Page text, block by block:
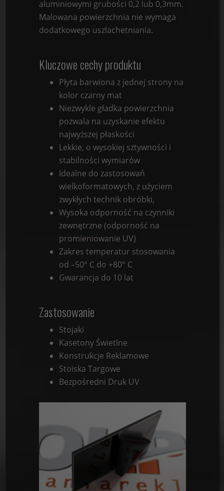
aluminiowymi grubości 0,2 lub 0,3mm.
Malowana powierzchnia nie wymaga
dodatkowego uszlachetniania.
Kluczowe cechy produktu
Płyta barwiona z jednej strony na
kolor czarny mat
Niezwykle gładka powierzchnia
pozwala na uzyskanie efektu
najwyższej płaskości
Lekkie, o wysokiej sztywności i
stabilności wymiarów
Idealne do zastosowań
wielkoformatowych, z użyciem
zwykłych technik obróbki,
Wysoka odporność na czynniki
zewnętrzne (odporność na
promieniowanie UV)
Zakres temperatur stosowania
od –50° C do +80° C
Gwarancja do 10 lat
Zastosowanie
Stojaki
Kasetony Świetlne
Konstrukcje Reklamowe
Stoiska Targowe
Bezpośredni Druk UV